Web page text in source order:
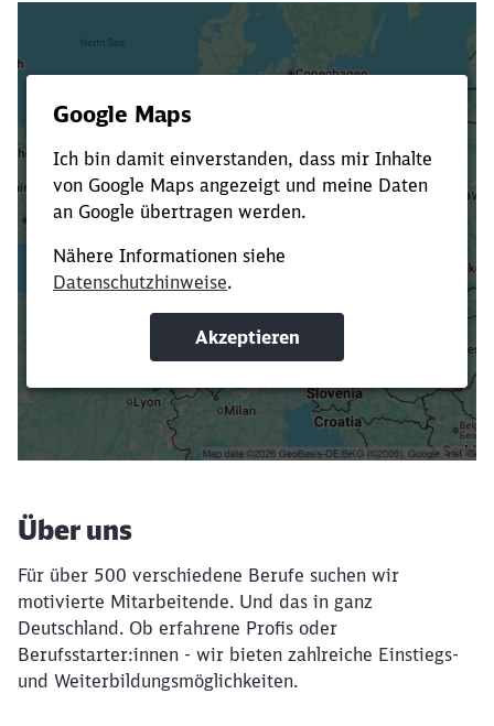
Verkürze die Ladezeit, indem du Suchbegriffe
oder Filter hinzufügst.
Suchbegriffe eingeben
Filter setzen
Über uns
Für über 500 verschiedene Berufe suchen wir
motivierte Mitarbeitende. Und das in ganz
Deutschland. Ob erfahrene Profis oder
Berufsstarter:innen - wir bieten zahlreiche Einstiegs-
und Weiterbildungsmöglichkeiten.